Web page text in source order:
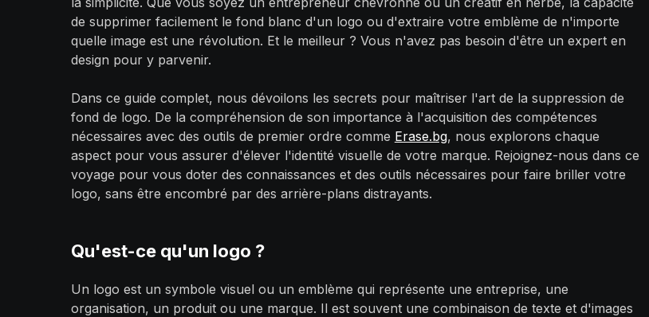
de supprimer facilement le fond blanc d'un logo ou d'extraire votre emblème de n'importe
quelle image est une révolution. Et le meilleur ? Vous n'avez pas besoin d'être un expert en
design pour y parvenir.
Dans ce guide complet, nous dévoilons les secrets pour maîtriser l'art de la suppression de
fond de logo. De la compréhension de son importance à l'acquisition des compétences
nécessaires avec des outils de premier ordre comme Erase.bg, nous explorons chaque
aspect pour vous assurer d'élever l'identité visuelle de votre marque. Rejoignez-nous dans ce
voyage pour vous doter des connaissances et des outils nécessaires pour faire briller votre
logo, sans être encombré par des arrière-plans distrayants.
Qu'est-ce qu'un logo ?
Un logo est un symbole visuel ou un emblème qui représente une entreprise, une
organisation, un produit ou une marque. Il est souvent une combinaison de texte et d'images